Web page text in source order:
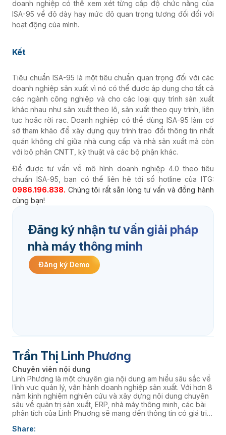
doanh nghiệp có thể xem xét từng cấp độ chức năng của
ISA-95 về độ dày hay mức độ quan trọng tương đối đối với
hoạt động của mình.
Kết
Tiêu chuẩn ISA-95 là một tiêu chuẩn quan trọng đối với các
doanh nghiệp sản xuất vì nó có thể được áp dụng cho tất cả
các ngành công nghiệp và cho các loại quy trình sản xuất
khác nhau như sản xuất theo lô, sản xuất theo quy trình, liên
tục hoặc rời rạc. Doanh nghiệp có thể dùng ISA-95 làm cơ
sở tham khảo để xây dựng quy trình trao đổi thông tin nhất
quán không chỉ giữa nhà cung cấp và nhà sản xuất mà còn
với bộ phận CNTT, kỹ thuật và các bộ phận khác.
Để được tư vấn về mô hình doanh nghiệp 4.0 theo tiêu
chuẩn ISA-95, bạn có thể liên hệ tới số hotline của ITG:
0986.196.838. Chúng tôi rất sẵn lòng tư vấn và đồng hành
cùng bạn!
Đăng ký nhận tư vấn giải pháp
nhà máy thông minh
Đăng ký Demo
Trần Thị Linh Phương
Chuyên viên nội dung
Linh Phương là một chuyên gia nội dung am hiểu sâu sắc về
lĩnh vực quản lý, vận hành doanh nghiệp sản xuất. Với hơn 8
năm kinh nghiệm nghiên cứu và xây dựng nội dung chuyên
sâu về quản trị sản xuất, ERP, nhà máy thông minh, các bài
phân tích của Linh Phương sẽ mang đến thông tin có giá trị
thúc đẩy chuyển đổi số. âaaa
Share: